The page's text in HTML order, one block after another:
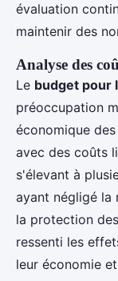
évaluation
maintenir des
Analyse des
Le budget pour
préoccupation
économique
avec des coûts
s'élevant à
ayant négligé la
la protection
ressenti les
leur économie